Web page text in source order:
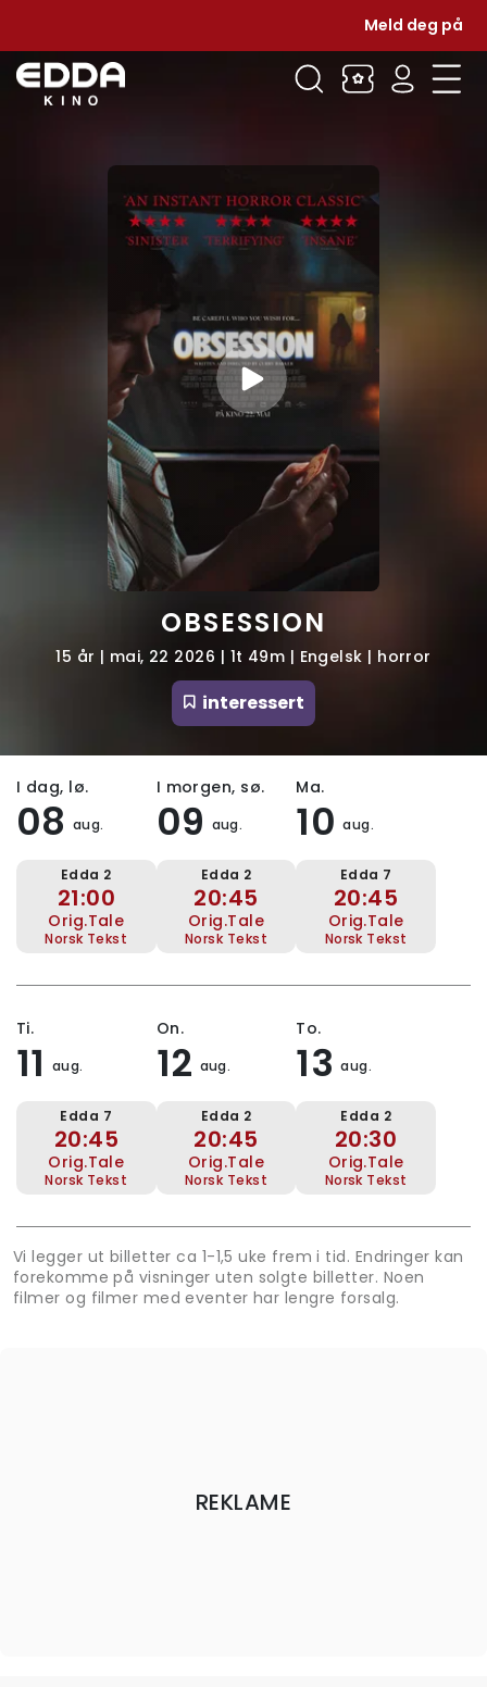
Meld deg på
OBSESSION
15 år | mai, 22 2026 | 1t 49m | Engelsk | horror
interessert
I dag, lø.
08 aug.
Edda 2
21:00
Orig.tale
Norsk Tekst
I morgen, sø.
09 aug.
Edda 2
20:45
Orig.tale
Norsk Tekst
Ma.
10 aug.
Edda 7
20:45
Orig.tale
Norsk Tekst
Ti.
11 aug.
Edda 7
20:45
Orig.tale
Norsk Tekst
On.
12 aug.
Edda 2
20:45
Orig.tale
Norsk Tekst
To.
13 aug.
Edda 2
20:30
Orig.tale
Norsk Tekst
Vi legger ut billetter ca 1-1,5 uke frem i tid. Endringer kan
forekomme på visninger uten solgte billetter. Noen
filmer og filmer med eventer har lengre forsalg.
REKLAME